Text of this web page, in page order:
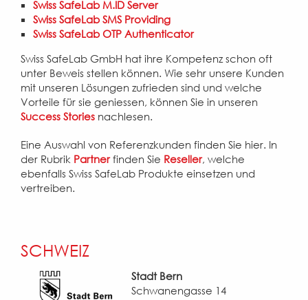
Swiss SafeLab M.ID Server
Swiss SafeLab SMS Providing
Swiss SafeLab OTP Authenticator
Swiss SafeLab GmbH hat ihre Kompetenz schon oft
unter Beweis stellen können. Wie sehr unsere Kunden
mit unseren Lösungen zufrieden sind und welche
Vorteile für sie geniessen, können Sie in unseren
Success Storiesnachlesen.
Eine Auswahl von Referenzkunden finden Sie hier. In
der Rubrik Partnerfinden Sie Reseller, welche
ebenfalls Swiss SafeLab Produkte einsetzen und
vertreiben.
SCHWEIZ
Stadt Bern
Schwanengasse 14